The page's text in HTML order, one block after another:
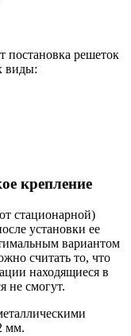
постановка решеток
виды:
крепление
стационарной)
установки ее
вариантом
считать то, что
находящиеся в
не смогут.
мм.